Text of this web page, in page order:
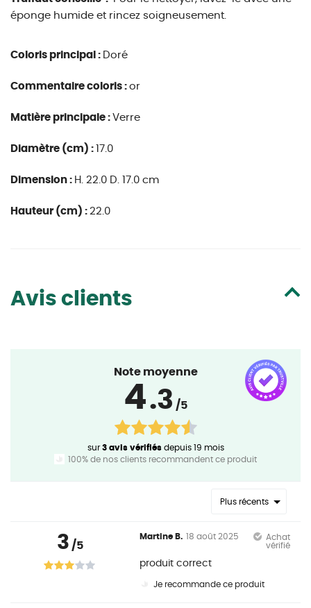
éponge humide et rincez soigneusement.
Coloris principal : Doré
Commentaire coloris : or
Matière principale : Verre
Diamètre (cm) : 17.0
Dimension : H. 22.0 D. 17.0 cm
Hauteur (cm) : 22.0
Avis clients
Note moyenne
4.3 /5
sur3 avis vérifiés depuis 19 mois
100% de nos clients recommandent ce produit
Plus récents
3 /5
Martine B. 18 août 2025
Achat
vérifié
produit correct
Je recommande ce produit